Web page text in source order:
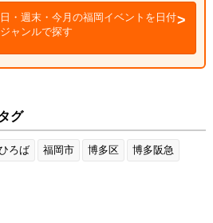
・週末・今月の福岡イベントを日付
ャンルで探す
グ
ろば 福岡市 博多区 博多阪急